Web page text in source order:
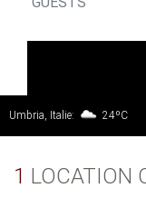
Umbria, Italie: 24ºC
1 LOCATION